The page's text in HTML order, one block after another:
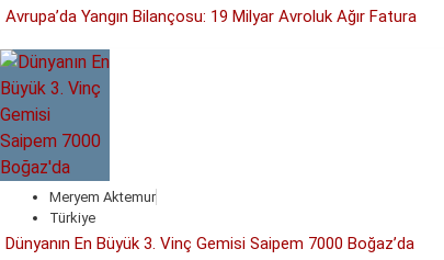
Avrupa’da Yangın Bilançosu: 19 Milyar Avroluk Ağır Fatura
Meryem Aktemur
Türkiye
Dünyanın En Büyük 3. Vinç Gemisi Saipem 7000 Boğaz’da